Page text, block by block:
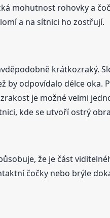
mohutnost rohovky a
a na sítnici ho zostřují.
krátkozraký.
by odpovídalo délce oka.
je možné velmi
kde se utvoří ostrý
že je část
čočky nebo brýle